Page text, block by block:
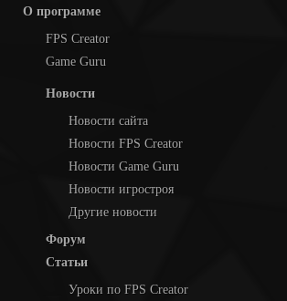
О программе
FPS Creator
Game Guru
Новости
Новости сайта
Новости FPS Creator
Новости Game Guru
Новости игростроя
Другие новости
Форум
Статьи
Уроки по FPS Creator